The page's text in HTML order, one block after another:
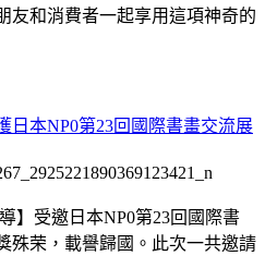
友和消費者一起享用這項神奇的
日本NP0第23回國際書畫交流展
】受邀日本NP0第23回國際書
殊荣，載譽歸國。此次一共邀請